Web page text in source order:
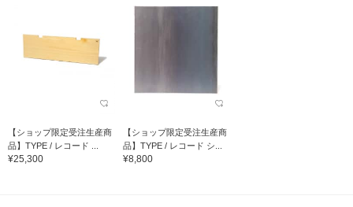
【ショップ限定受注生産商
品】TYPE / レコード ...
¥25,300
【ショップ限定受注生産商
品】TYPE / レコード シ...
¥8,800